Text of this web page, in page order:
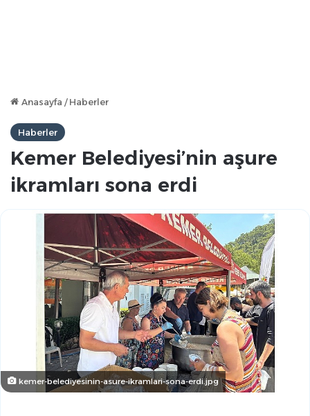
Anasayfa / Haberler
Haberler
Kemer Belediyesi’nin aşure
ikramları sona erdi
kemer-belediyesinin-asure-ikramlari-sona-erdi.jpg